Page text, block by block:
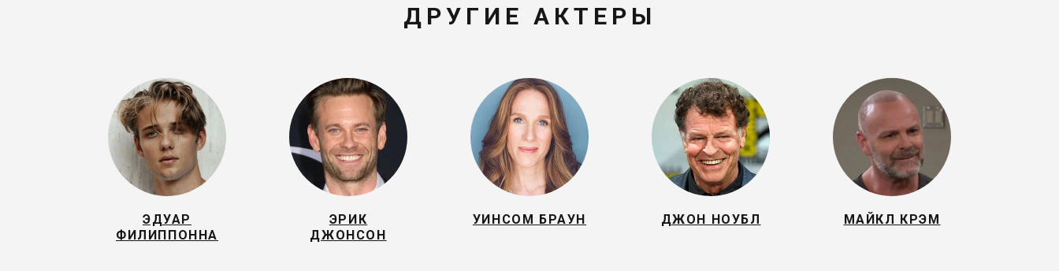
ДРУГИЕ АКТЕРЫ
ЭДУАР
ФИЛИППОННА
ЭРИК
ДЖОНСОН
УИНСОМ БРАУН ДЖОН НОУБЛ МАЙКЛ КРЭМ